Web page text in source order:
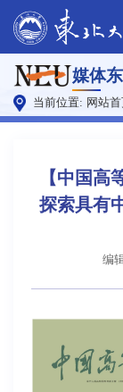
媒体
当前位置: 网站
【中国高
探索具有
编